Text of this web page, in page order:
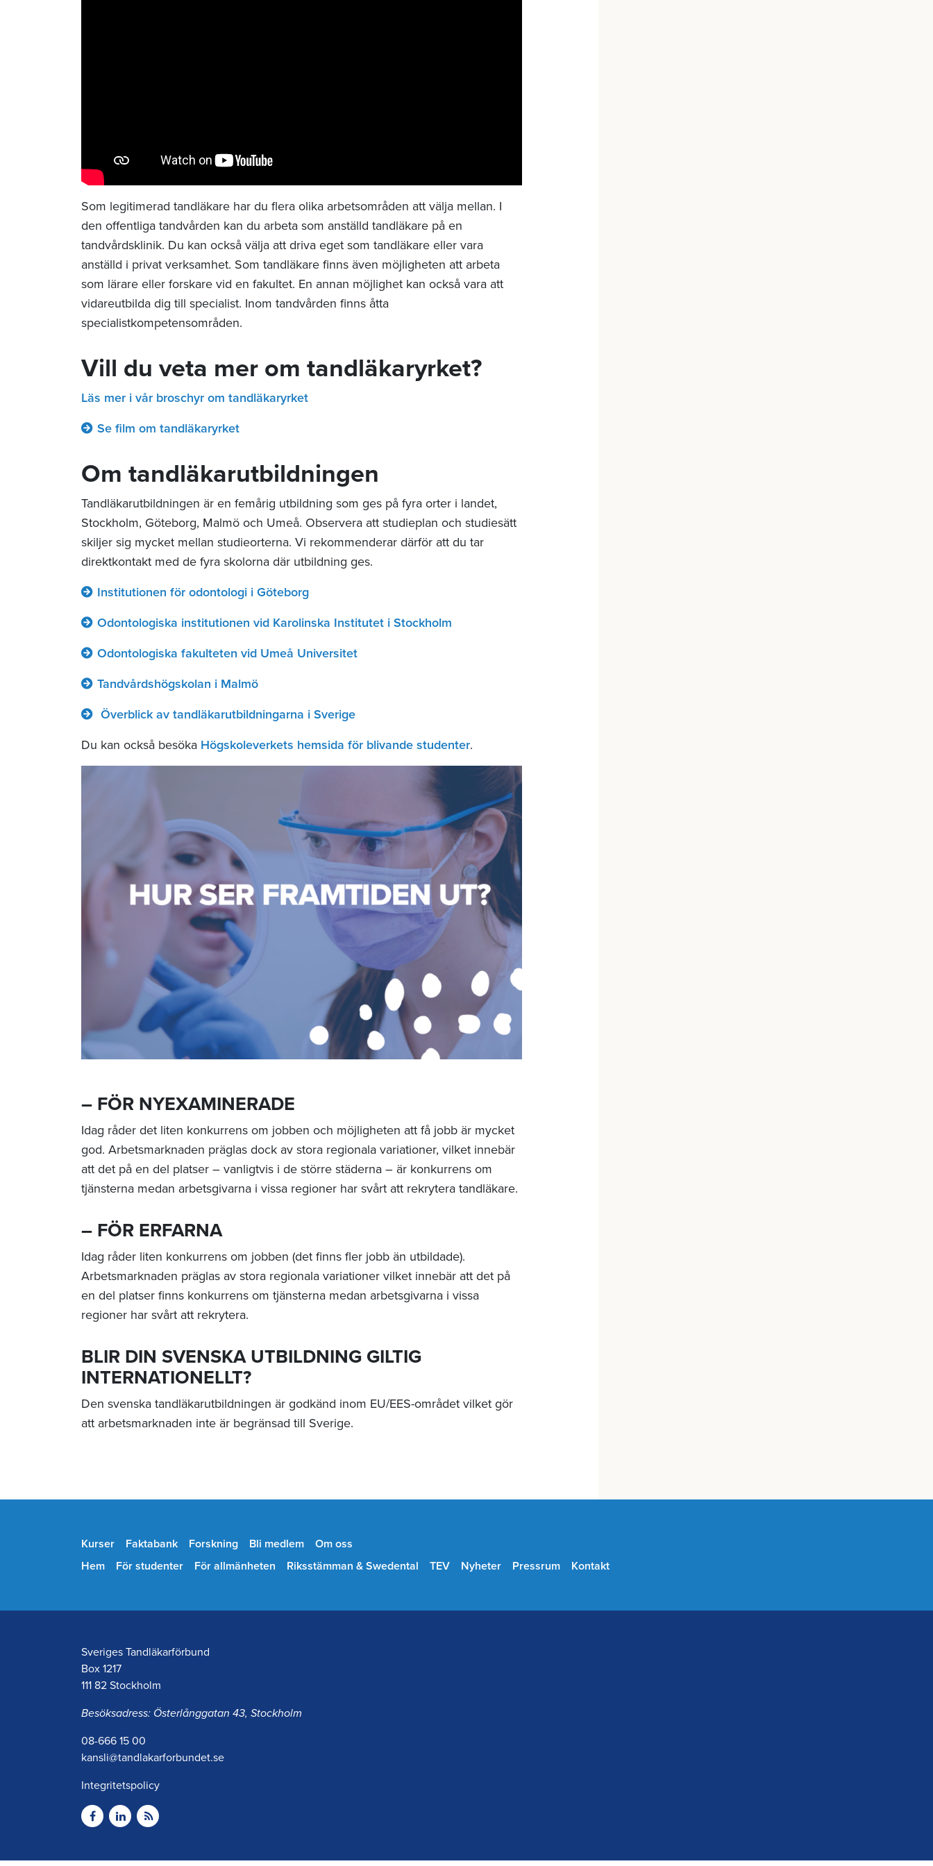
Som legitimerad tandläkare har du flera olika arbetsområden att välja mellan. I
den offentliga tandvården kan du arbeta som anställd tandläkare på en
tandvårdsklinik. Du kan också välja att driva eget som tandläkare eller vara
anställd i privat verksamhet. Som tandläkare finns även möjligheten att arbeta
som lärare eller forskare vid en fakultet. En annan möjlighet kan också vara att
vidareutbilda dig till specialist. Inom tandvården finns åtta
specialistkompetensområden.
Vill du veta mer om tandläkaryrket?
Läs mer i vår broschyr om tandläkaryrket
Se film om tandläkaryrket
Om tandläkarutbildningen
Tandläkarutbildningen är en femårig utbildning som ges på fyra orter i landet,
Stockholm, Göteborg, Malmö och Umeå. Observera att studieplan och studiesätt
skiljer sig mycket mellan studieorterna. Vi rekommenderar därför att du tar
direktkontakt med de fyra skolorna där utbildning ges.
Institutionen för odontologi i Göteborg
Odontologiska institutionen vid Karolinska Institutet i Stockholm
Odontologiska fakulteten vid Umeå Universitet
Tandvårdshögskolan i Malmö
Överblick av tandläkarutbildningarna i Sverige
Du kan också besöka Högskoleverkets hemsida för blivande studenter.
– FÖR NYEXAMINERADE
Idag råder det liten konkurrens om jobben och möjligheten att få jobb är mycket
god. Arbetsmarknaden präglas dock av stora regionala variationer, vilket innebär
att det på en del platser – vanligtvis i de större städerna – är konkurrens om
tjänsterna medan arbetsgivarna i vissa regioner har svårt att rekrytera tandläkare.
– FÖR ERFARNA
Idag råder liten konkurrens om jobben (det finns fler jobb än utbildade).
Arbetsmarknaden präglas av stora regionala variationer vilket innebär att det på
en del platser finns konkurrens om tjänsterna medan arbetsgivarna i vissa
regioner har svårt att rekrytera.
BLIR DIN SVENSKA UTBILDNING GILTIG
INTERNATIONELLT?
Den svenska tandläkarutbildningen är godkänd inom EU/EES-området vilket gör
att arbetsmarknaden inte är begränsad till Sverige.
Kurser Faktabank Forskning Bli medlem
Om oss
Hem
För studenter För allmänheten Riksstämman & Swedental TEV Nyheter Pressrum Kontakt
Sveriges Tandläkarförbund
Box 1217
111 82 Stockholm
Besöksadress: Österlånggatan 43, Stockholm
08-666 15 00
kansli@tandlakarforbundet.se
Integritetspolicy